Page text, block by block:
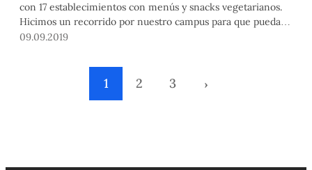
con 17 establecimientos con menús y snacks vegetarianos.
Hicimos un recorrido por nuestro campus para que puedas
conocerlos en esta galería de fotos. ¿Qué esperas para
09.09.2019
1 2 3 ›